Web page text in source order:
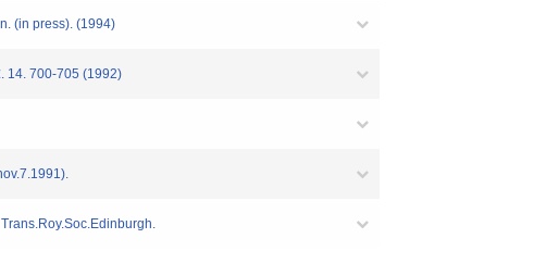
(in press). (1994)
14. 700-705 (1992)